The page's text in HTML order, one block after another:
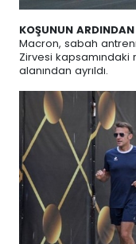
KOŞUNUN
Macron, sabah
Zirvesi kapsamındaki
alanından ayrıldı.